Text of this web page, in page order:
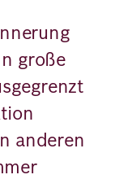
große
anderen